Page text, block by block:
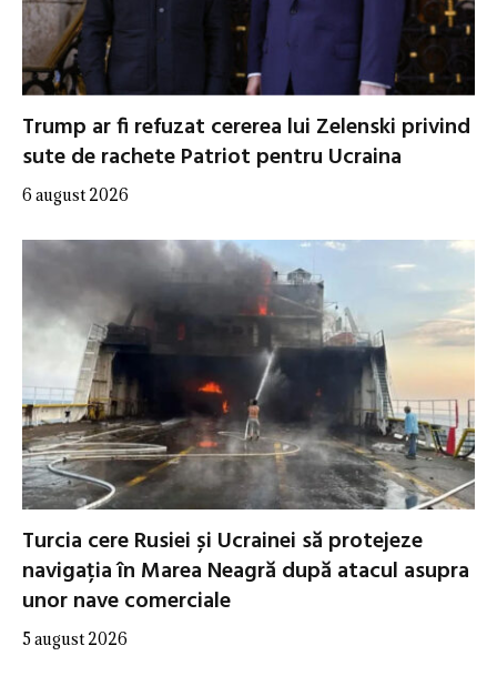
Trump ar fi refuzat cererea lui Zelenski privind
sute de rachete Patriot pentru Ucraina
6 august 2026
Turcia cere Rusiei și Ucrainei să protejeze
navigația în Marea Neagră după atacul asupra
unor nave comerciale
5 august 2026